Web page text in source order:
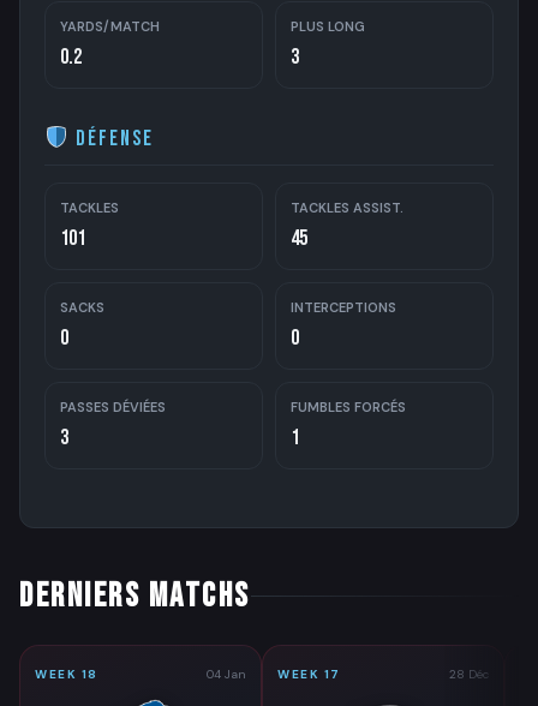
YARDS/MATCH
0.2
PLUS LONG
3
Défense
TACKLES
101
TACKLES ASSIST.
45
SACKS
0
INTERCEPTIONS
0
PASSES DÉVIÉES
3
FUMBLES FORCÉS
1
DERNIERS MATCHS
WEEK 18 04 Jan WEEK 17 28 Déc